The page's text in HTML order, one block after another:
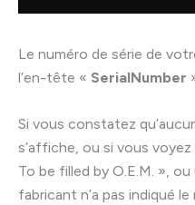
Le numéro de série de
l’en-tête « SerialNumber
Si vous constatez
s’affiche, ou si vous
To be filled by O.E.M. »,
fabricant n’a pas indiqué